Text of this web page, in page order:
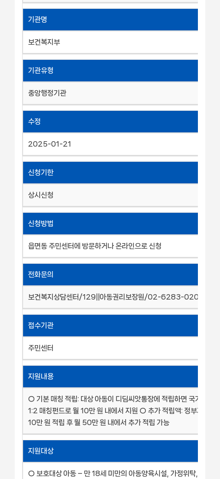
기관명
보건복지부
기관유형
중앙행정기관
수정
2025-01-21
신청기한
상시신청
신청방법
읍면동 주민센터에 방문하거나 온라인으로 신청
전화문의
보건복지상담센터/129||아동권리보장원/02-6283-0200
접수기관
주민센터
지원내용
○ 기본 매칭 적립: 대상 아동이 디딤씨앗통장에 적립하면 국가(지자
1:2 매칭펀드로 월 10만 원 내에서 지원 ○ 추가 적립액: 정부지원 최
10만 원 적립 후 월 50만 원 내에서 추가 적립 가능
지원대상
○ 보호대상 아동 – 만 18세 미만의 아동양육시설, 가정위탁, 공동생